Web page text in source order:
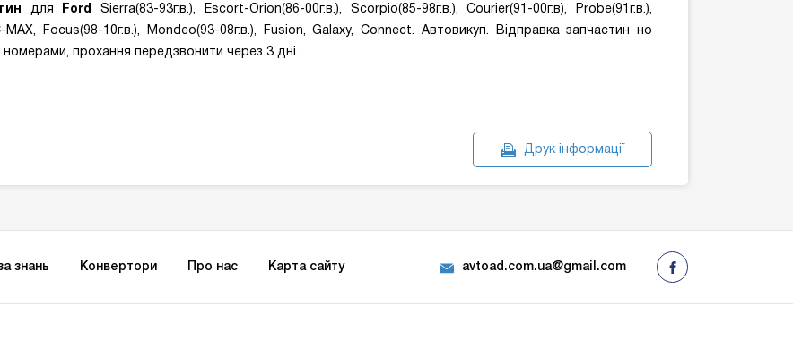
для Ford
Sierra(83-93г.в.), Escort-Orion(86-00г.в.), Scorpio(85-98г.в.), Courier(91-00г.в), Probe(91г.в.),
MAX, Focus(98-10г.в.), Mondeo(93-08г.в.), Fusion, Galaxy, Connect. Автовикуп. Відправка запчастин но
номерами, прохання передзвонити через 3 дні.
Друк інформації
знань Конвертори Про нас Карта сайту avtoad.com.ua@gmail.com